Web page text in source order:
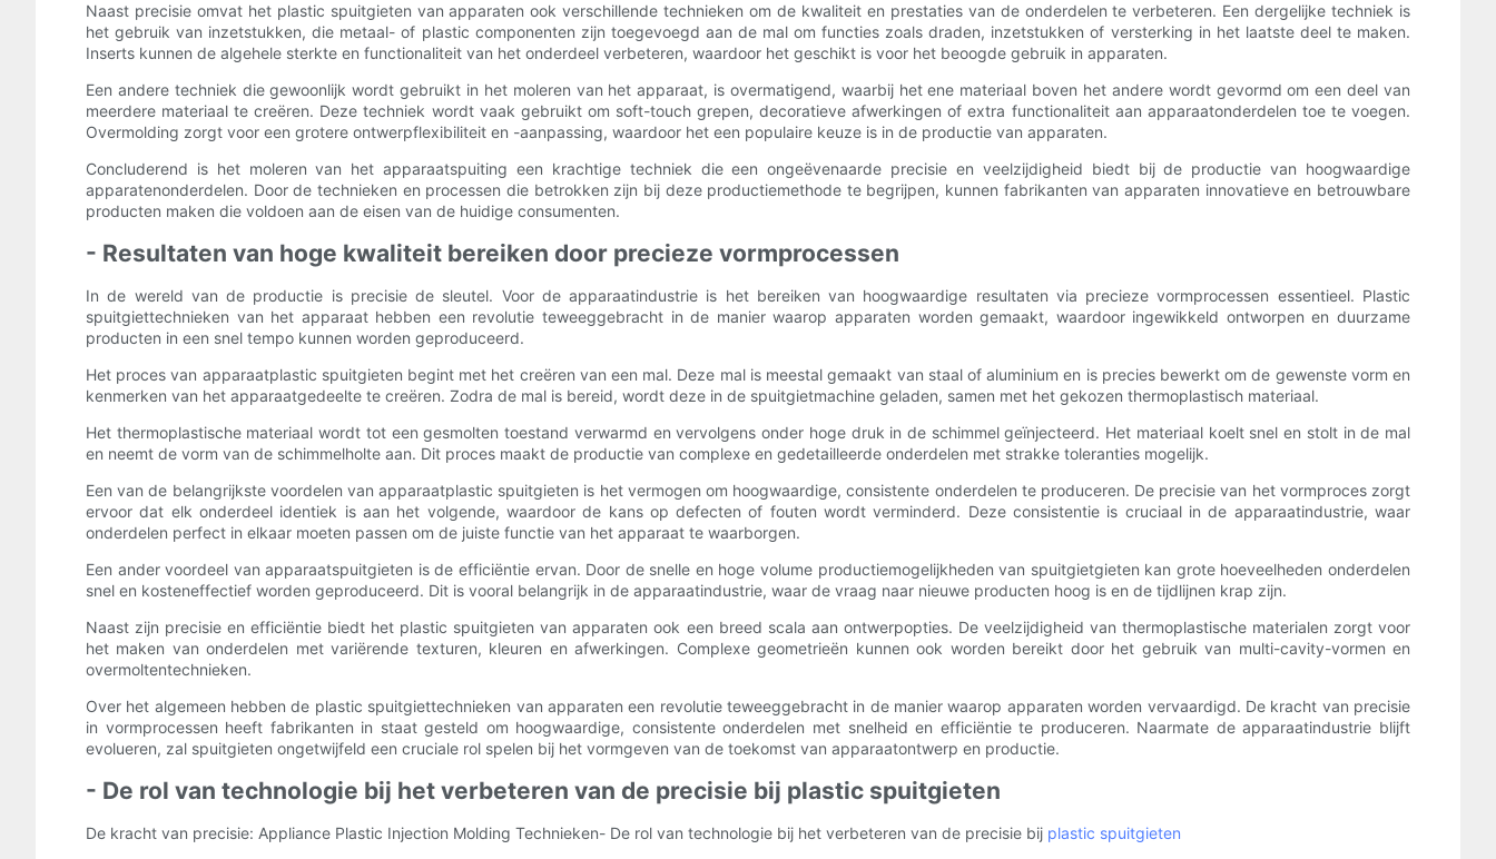
Naast precisie omvat het plastic spuitgieten van apparaten ook verschillende technieken om de kwaliteit en prestaties van de onderdelen te verbeteren. Een dergelijke techniek is
het gebruik van inzetstukken, die metaal- of plastic componenten zijn toegevoegd aan de mal om functies zoals draden, inzetstukken of versterking in het laatste deel te maken.
Inserts kunnen de algehele sterkte en functionaliteit van het onderdeel verbeteren, waardoor het geschikt is voor het beoogde gebruik in apparaten.
Een andere techniek die gewoonlijk wordt gebruikt in het moleren van het apparaat, is overmatigend, waarbij het ene materiaal boven het andere wordt gevormd om een ​​deel van
meerdere materiaal te creëren. Deze techniek wordt vaak gebruikt om soft-touch grepen, decoratieve afwerkingen of extra functionaliteit aan apparaatonderdelen toe te voegen.
Overmolding zorgt voor een grotere ontwerpflexibiliteit en -aanpassing, waardoor het een populaire keuze is in de productie van apparaten.
Concluderend is het moleren van het apparaatspuiting een krachtige techniek die een ongeëvenaarde precisie en veelzijdigheid biedt bij de productie van hoogwaardige
apparatenonderdelen. Door de technieken en processen die betrokken zijn bij deze productiemethode te begrijpen, kunnen fabrikanten van apparaten innovatieve en betrouwbare
producten maken die voldoen aan de eisen van de huidige consumenten.
- Resultaten van hoge kwaliteit bereiken door precieze vormprocessen
In de wereld van de productie is precisie de sleutel. Voor de apparaatindustrie is het bereiken van hoogwaardige resultaten via precieze vormprocessen essentieel. Plastic
spuitgiettechnieken van het apparaat hebben een revolutie teweeggebracht in de manier waarop apparaten worden gemaakt, waardoor ingewikkeld ontworpen en duurzame
producten in een snel tempo kunnen worden geproduceerd.
Het proces van apparaatplastic spuitgieten begint met het creëren van een mal. Deze mal is meestal gemaakt van staal of aluminium en is precies bewerkt om de gewenste vorm en
kenmerken van het apparaatgedeelte te creëren. Zodra de mal is bereid, wordt deze in de spuitgietmachine geladen, samen met het gekozen thermoplastisch materiaal.
Het thermoplastische materiaal wordt tot een gesmolten toestand verwarmd en vervolgens onder hoge druk in de schimmel geïnjecteerd. Het materiaal koelt snel en stolt in de mal
en neemt de vorm van de schimmelholte aan. Dit proces maakt de productie van complexe en gedetailleerde onderdelen met strakke toleranties mogelijk.
Een van de belangrijkste voordelen van apparaatplastic spuitgieten is het vermogen om hoogwaardige, consistente onderdelen te produceren. De precisie van het vormproces zorgt
ervoor dat elk onderdeel identiek is aan het volgende, waardoor de kans op defecten of fouten wordt verminderd. Deze consistentie is cruciaal in de apparaatindustrie, waar
onderdelen perfect in elkaar moeten passen om de juiste functie van het apparaat te waarborgen.
Een ander voordeel van apparaatspuitgieten is de efficiëntie ervan. Door de snelle en hoge volume productiemogelijkheden van spuitgietgieten kan grote hoeveelheden onderdelen
snel en kosteneffectief worden geproduceerd. Dit is vooral belangrijk in de apparaatindustrie, waar de vraag naar nieuwe producten hoog is en de tijdlijnen krap zijn.
Naast zijn precisie en efficiëntie biedt het plastic spuitgieten van apparaten ook een breed scala aan ontwerpopties. De veelzijdigheid van thermoplastische materialen zorgt voor
het maken van onderdelen met variërende texturen, kleuren en afwerkingen. Complexe geometrieën kunnen ook worden bereikt door het gebruik van multi-cavity-vormen en
overmoltentechnieken.
Over het algemeen hebben de plastic spuitgiettechnieken van apparaten een revolutie teweeggebracht in de manier waarop apparaten worden vervaardigd. De kracht van precisie
in vormprocessen heeft fabrikanten in staat gesteld om hoogwaardige, consistente onderdelen met snelheid en efficiëntie te produceren. Naarmate de apparaatindustrie blijft
evolueren, zal spuitgieten ongetwijfeld een cruciale rol spelen bij het vormgeven van de toekomst van apparaatontwerp en productie.
- De rol van technologie bij het verbeteren van de precisie bij plastic spuitgieten
De kracht van precisie: Appliance Plastic Injection Molding Technieken- De rol van technologie bij het verbeteren van de precisie bij plastic spuitgieten